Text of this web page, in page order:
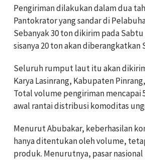
Pengiriman dilakukan dalam dua
Pantokrator yang sandar di
Sebanyak 30 ton dikirim pada Sabtu
sisanya 20 ton akan diberangkatkan
Seluruh rumput laut itu akan
Karya Lasinrang, Kabupaten
Total volume pengiriman mencapai
awal rantai distribusi komoditas
Menurut Abubakar, keberhasilan
hanya ditentukan oleh volume,
produk. Menurutnya, pasar